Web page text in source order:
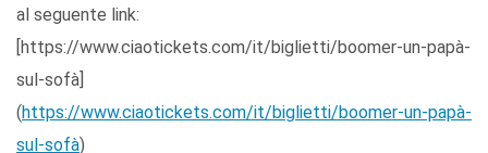
al seguente link:
[https://www.ciaotickets.com/it/biglietti/boomer-un-papà-
sul-sofà]
(https://www.ciaotickets.com/it/biglietti/boomer-un-papà-
sul-sofà)